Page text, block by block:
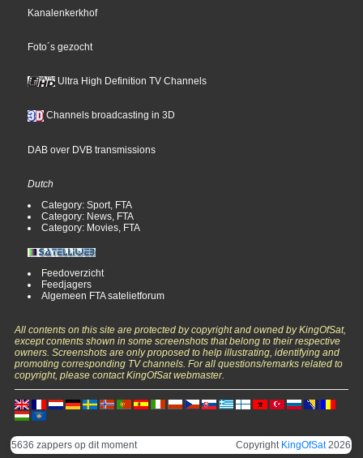
Kanalenkerkhof
Foto´s gezocht
Ultra High Definition TV Channels
Channels broadcasting in 3D
DAB over DVB transmissions
Dutch
Category: Sport, FTA
Category: News, FTA
Category: Movies, FTA
Feedoverzicht
Feedjagers
Algemeen FTA satelietforum
All contents on this site are protected by copyright and owned by KingOfSat,
except contents shown in some screenshots that belong to their respective
owners. Screenshots are only proposed to help illustrating, identifying and
promoting corresponding TV channels. For all questions/remarks related to
copyright, please contact KingOfSat webmaster.
5636 zappers op dit moment Copyright KingOfSat2026